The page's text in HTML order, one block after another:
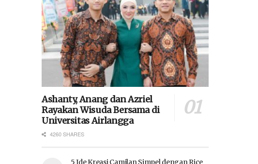
Ashanty, Anang dan Azriel
Rayakan Wisuda Bersama di
Universitas Airlangga
4260 SHARES
5 Ide Kreasi Camilan Simpel dengan Rice